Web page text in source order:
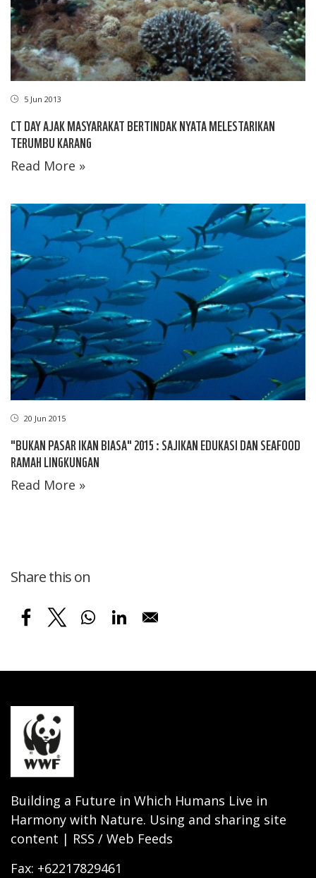
5 Jun 2013
CT DAY AJAK MASYARAKAT BERTINDAK NYATA MELESTARIKAN
TERUMBU KARANG
Read More »
20 Jun 2015
"BUKAN PASAR IKAN BIASA" 2015 : SAJIKAN EDUKASI DAN SEAFOOD
RAMAH LINGKUNGAN
Read More »
Share this on
Building a Future in Which Humans Live in
Harmony with Nature. Using and sharing site
content | RSS / Web Feeds
Fax: +62217829461